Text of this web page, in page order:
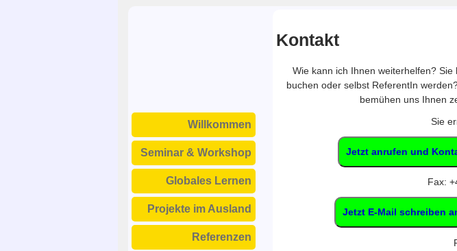
Willkommen
Seminar & Workshop
Globales Lernen
Projekte im Ausland
Referenzen
Kontakt
Wie kann ich Ihnen weiterhelfen?
buchen oder selbst ReferentIn
bemühen uns Ihnen
Sie
Jetzt anrufen und
Fax:
Jetzt E-Mail schreiben